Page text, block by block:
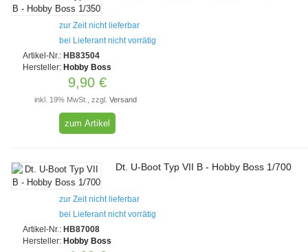
zur Zeit nicht lieferbar
bei Lieferant nicht vorrätig
Artikel-Nr.: HB83504
Hersteller: Hobby Boss
9,90 €
inkl. 19% MwSt., zzgl. Versand
zum Artikel
Dt. U-Boot Typ VII B - Hobby Boss 1/700
zur Zeit nicht lieferbar
bei Lieferant nicht vorrätig
Artikel-Nr.: HB87008
Hersteller: Hobby Boss